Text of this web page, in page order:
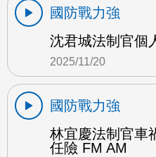
國防戰力強
沈君城法制官個
2025/11/20
國防戰力強
林宜慶法制官車
任險 FM AM